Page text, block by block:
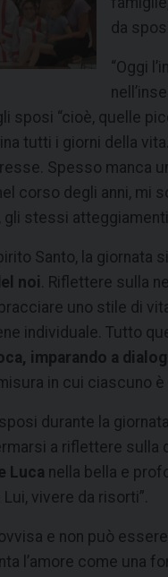
da
“Oggi
sposi “cioè, quelle
tutti i giorni della
Spesso manca
corso degli anni, mi
stessi atteggiamenti
Santo, la
noi . Riflettere sulla
uno stile di
individuale. Tutto
imparando a
in cui ciascuno
durante la
a riflettere sulla
Luca nella bella e
vivere da risorti”.
e non può
l’amore come una